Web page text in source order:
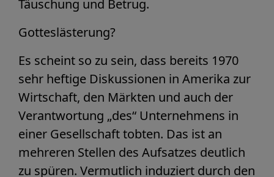
Täuschung und Betrug.
Gotteslästerung?
Es scheint so zu sein, dass bereits 1970
sehr heftige Diskussionen in Amerika zur
Wirtschaft, den Märkten und auch der
Verantwortung „des“ Unternehmens in
einer Gesellschaft tobten. Das ist an
mehreren Stellen des Aufsatzes deutlich
zu spüren. Vermutlich induziert durch den